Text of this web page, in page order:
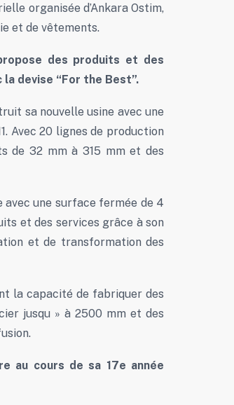
organisée d’Ankara Ostim,
et de vêtements.
des produits et des
devise “For the Best”.
sa nouvelle usine avec une
Avec 20 lignes de production
de 32 mm à 315 mm et des
avec une surface fermée de 4
et des services grâce à son
et de transformation des
la capacité de fabriquer des
jusqu » à 2500 mm et des
au cours de sa 17e année